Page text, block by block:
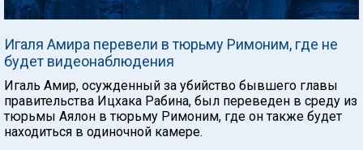
Игаля Амира перевели в тюрьму Римоним, где не
будет видеонаблюдения
Игаль Амир, осужденный за убийство бывшего главы
правительства Ицхака Рабина, был переведен в среду из
тюрьмы Аялон в тюрьму Римоним, где он также будет
находиться в одиночной камере.